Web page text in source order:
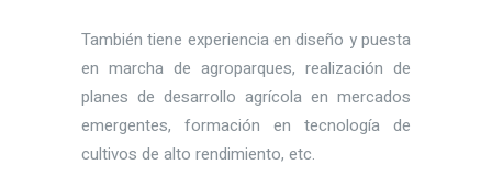
También tiene experiencia en diseño y puesta
en marcha de agroparques, realización de
planes de desarrollo agrícola en mercados
emergentes, formación en tecnología de
cultivos de alto rendimiento, etc.